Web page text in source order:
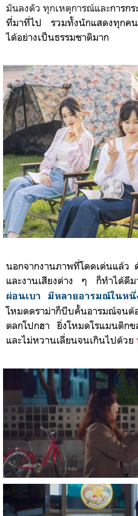
มันลงตัว ทุกเหตุการณ์และการก
ที่มาที่ไป รวมทั้งนักแสดงทุกคน
ได้อย่างเป็นธรรมชาติมาก
นอกจากงานภาพที่โดดเด่นแล้
และงานเสียงต่าง ๆ ก็ทำได้ดี
ผ่อนเบา มีหลายอารมณ์ในห
โหมดดราม่าก็บีบคั้นอารมณ์จน
ตลกโปกฮา ยิ่งโหมดโรแมนติกข
และไม่หวานเลี่ยนจนเกินไปด้วย